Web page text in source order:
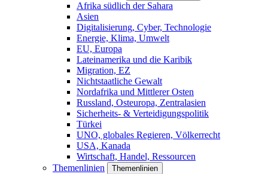
Afrika südlich der Sahara
Asien
Digitalisierung, Cyber, Technologie
Energie, Klima, Umwelt
EU, Europa
Lateinamerika und die Karibik
Migration, EZ
Nichtstaatliche Gewalt
Nordafrika und Mittlerer Osten
Russland, Osteuropa, Zentralasien
Sicherheits- & Verteidigungspolitik
Türkei
UNO, globales Regieren, Völkerrecht
USA, Kanada
Wirtschaft, Handel, Ressourcen
Themenlinien
Themenlinien